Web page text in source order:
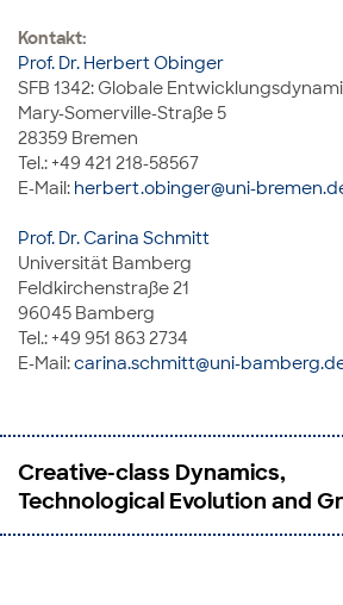
Kontakt:
Prof. Dr. Herbert Obinger
SFB 1342: Globale
Mary-Somerville-Straße 5
28359 Bremen
Tel.: +49 421 218-58567
E-Mail: herbert.obinger@uni-
Prof. Dr. Carina Schmitt
Universität Bamberg
Feldkirchenstraße 21
96045 Bamberg
Tel.: +49 951 863 2734
E-Mail:carina.schmitt@uni-
Creative-class Dynamics,
Technological Evolution and